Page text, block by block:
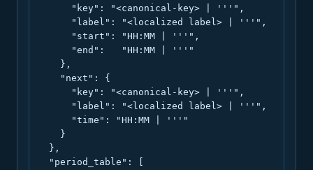
      "key": "<canonical-key> | '''",
      "label": "<localized label> | '''",
      "start": "HH:MM | '''",
      "end":   "HH:MM | '''"
    },
    "next": {
      "key": "<canonical-key> | '''",
      "label": "<localized label> | '''",
      "time": "HH:MM | '''"
    }
  },
  "period_table": [